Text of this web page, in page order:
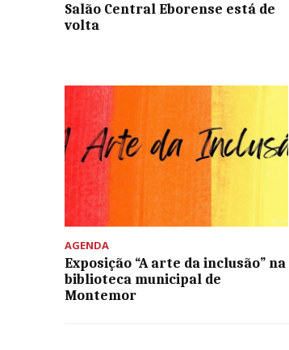
Salão Central Eborense está de
volta
AGENDA
Exposição “A arte da inclusão” na
biblioteca municipal de
Montemor